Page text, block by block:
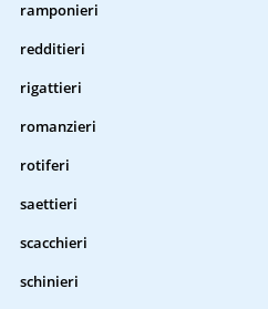
ramponieri
redditieri
rigattieri
romanzieri
rotiferi
saettieri
scacchieri
schinieri